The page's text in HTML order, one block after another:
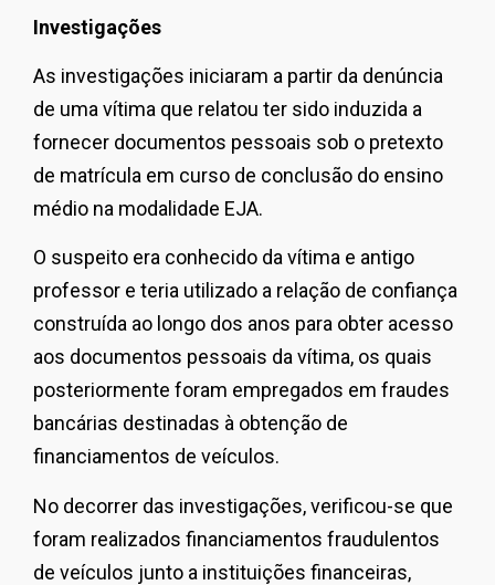
Investigações
As investigações iniciaram a partir da denúncia
de uma vítima que relatou ter sido induzida a
fornecer documentos pessoais sob o pretexto
de matrícula em curso de conclusão do ensino
médio na modalidade EJA.
O suspeito era conhecido da vítima e antigo
professor e teria utilizado a relação de confiança
construída ao longo dos anos para obter acesso
aos documentos pessoais da vítima, os quais
posteriormente foram empregados em fraudes
bancárias destinadas à obtenção de
financiamentos de veículos.
No decorrer das investigações, verificou-se que
foram realizados financiamentos fraudulentos
de veículos junto a instituições financeiras,